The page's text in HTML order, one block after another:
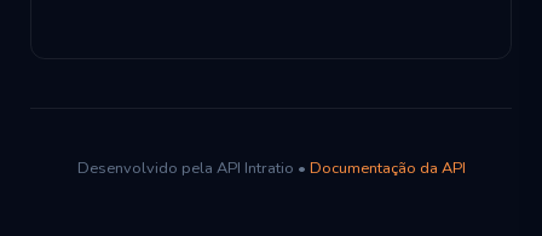
Desenvolvido pela API Intratio • Documentação da API